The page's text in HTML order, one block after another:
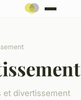
et divertissement